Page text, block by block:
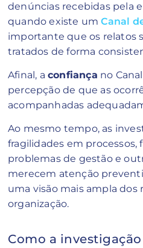
denúncias recebidas pela
quando existe umCanal
importante que os relatos
tratados de forma
Afinal, a confiança no
percepção de que as
acompanhadas
Ao mesmo tempo, as
fragilidades em processos,
problemas de gestão e
merecem atenção
uma visão mais ampla dos
organização.
Como a